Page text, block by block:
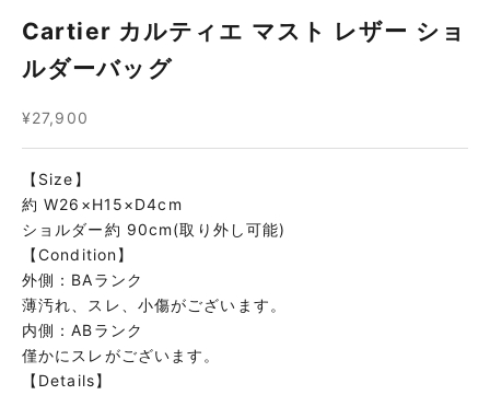
Cartier カルティエ マスト レザー ショ
ルダーバッグ
セール価格
¥27,900
【Size】
約 W26×H15×D4cm
ショルダー約 90cm(取り外し可能)
【Condition】
外側：BAランク
薄汚れ、スレ、小傷がございます。
内側：ABランク
僅かにスレがございます。
【Details】